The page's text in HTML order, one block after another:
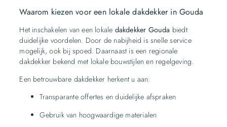
Waarom kiezen voor een lokale dakdekker in Gouda
Het inschakelen van een lokale dakdekker Gouda biedt
duidelijke voordelen. Door de nabijheid is snelle service
mogelijk, ook bij spoed. Daarnaast is een regionale
dakdekker bekend met lokale bouwstijlen en regelgeving.
Een betrouwbare dakdekker herkent u aan:
Transparante offertes en duidelijke afspraken
Gebruik van hoogwaardige materialen